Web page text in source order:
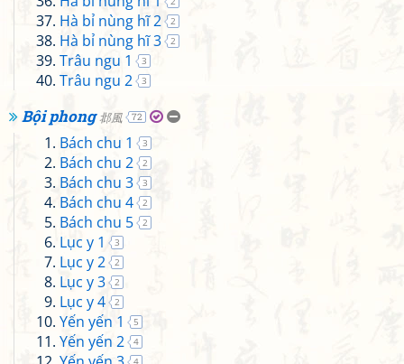
Hà bỉ nùng hĩ 2 2
Hà bỉ nùng hĩ 3 2
Trâu ngu 1 3
Trâu ngu 2 3
Bội phong邶風 72
Bách chu 1 3
Bách chu 2 2
Bách chu 3 3
Bách chu 4 2
Bách chu 5 2
Lục y 1 3
Lục y 2 2
Lục y 3 2
Lục y 4 2
Yến yến 1 5
Yến yến 2 4